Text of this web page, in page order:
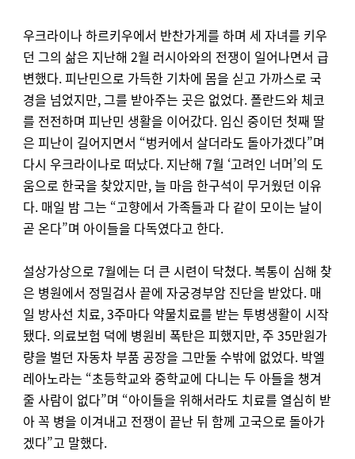
우크라이나 하르키우에서 반찬가게를 하며 세 자녀를 키우
던 그의 삶은 지난해 2월 러시아와의 전쟁이 일어나면서 급
변했다. 피난민으로 가득한 기차에 몸을 싣고 가까스로 국
경을 넘었지만, 그를 받아주는 곳은 없었다. 폴란드와 체코
를 전전하며 피난민 생활을 이어갔다. 임신 중이던 첫째 딸
은 피난이 길어지면서 “벙커에서 살더라도 돌아가겠다”며
다시 우크라이나로 떠났다. 지난해 7월 ‘고려인 너머’의 도
움으로 한국을 찾았지만, 늘 마음 한구석이 무거웠던 이유
다. 매일 밤 그는 “고향에서 가족들과 다 같이 모이는 날이
곧 온다”며 아이들을 다독였다고 한다.
설상가상으로 7월에는 더 큰 시련이 닥쳤다. 복통이 심해 찾
은 병원에서 정밀검사 끝에 자궁경부암 진단을 받았다. 매
일 방사선 치료, 3주마다 약물치료를 받는 투병생활이 시작
됐다. 의료보험 덕에 병원비 폭탄은 피했지만, 주 35만원가
량을 벌던 자동차 부품 공장을 그만둘 수밖에 없었다. 박엘
레아노라는 “초등학교와 중학교에 다니는 두 아들을 챙겨
줄 사람이 없다”며 “아이들을 위해서라도 치료를 열심히 받
아 꼭 병을 이겨내고 전쟁이 끝난 뒤 함께 고국으로 돌아가
겠다”고 말했다.